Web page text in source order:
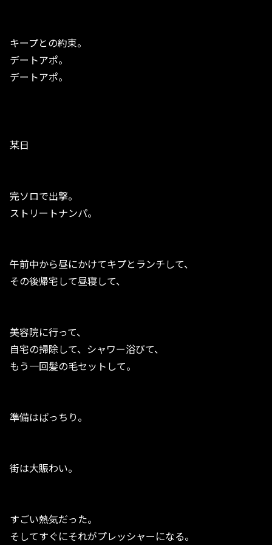
キープとの約束。
デートアポ。
デートアポ。
某日
完ソロで出撃。
ストリートナンパ。
午前中から昼にかけてキプとランチして、
その後帰宅して昼寝して、
美容院に行って、
自宅の掃除して、シャワー浴びて、
もう一回髪の毛セットして。
準備はばっちり。
街は大賑わい。
すごい熱気だった。
そしてすぐにそれがプレッシャーになる。